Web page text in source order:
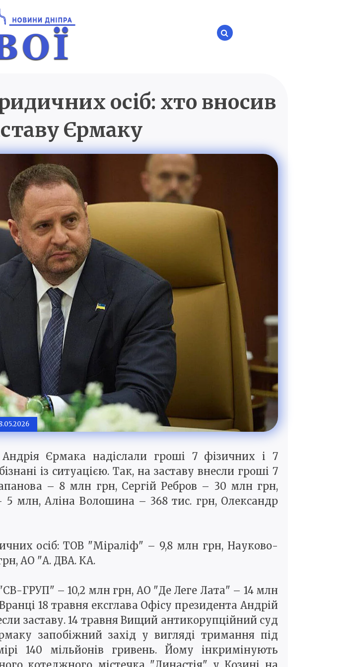
SVOI.DP.UA
Новини Дніпра осіб: хто вносив
Єрмаку
Єрмака надіслали гроші 7 фізичних і 7
із ситуацією. Так, на заставу внесли гроші 7
– 8 млн грн, Сергій Ребров – 30 млн грн,
млн, Аліна Волошина – 368 тис. грн, Олександр
осіб: ТОВ "Міраліф" – 9,8 млн грн, Науково-
АО "А. ДВА. КА.
ГРУП" – 10,2 млн грн, АО "Де Леге Лата" – 14 млн
18 травня ексглава Офісу президента Андрій
заставу. 14 травня Вищий антикорупційний суд
запобіжний захід у вигляді тримання під
140 мільйонів гривень. Йому інкримінують